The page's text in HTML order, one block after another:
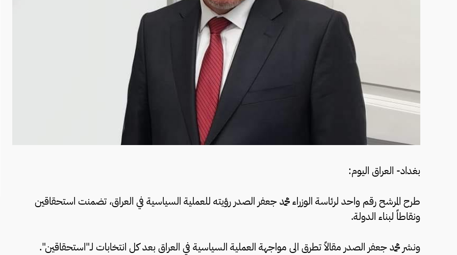
بغداد- العراق اليوم:
طرح المرشح رقم واحد لرئاسة الوزراء محمد جعفر الصدر رؤيته للعملية السياسية في العراق، تضمنت استحقاقين
ونقاطاً لبناء الدولة.
ونشر محمد جعفر الصدر مقالاً تطرق الى مواجهة العملية السياسية في العراق بعد كل انتخابات لـ"استحقاقين".